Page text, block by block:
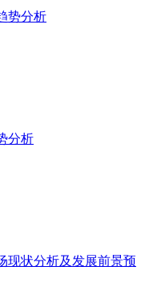
势分析
分析
现状分析及发展前景预